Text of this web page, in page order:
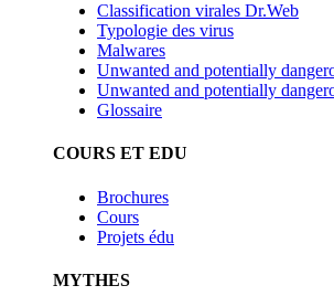
Classification virales Dr.Web
Typologie des virus
Malwares
Unwanted and potentially
Unwanted and potentially
Glossaire
COURS ET EDU
Brochures
Cours
Projets édu
MYTHES